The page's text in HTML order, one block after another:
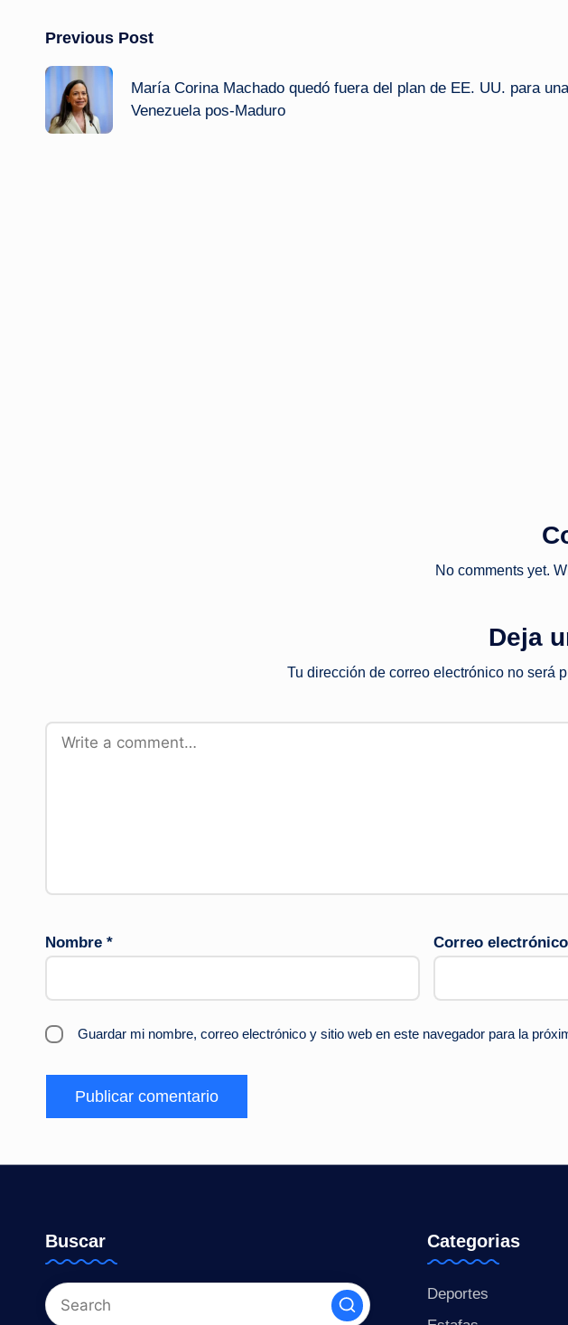
Post
navigation
Previous Post
María Corina Machado quedó fuera del plan de EE. UU. para una
Venezuela pos-Maduro
No comments yet.
Deja
Tu dirección de correo electrónico no será
Nombre * Correo electrónico
Guardar mi nombre, correo electrónico y sitio web en este navegador para la
Buscar Categorias
Deportes